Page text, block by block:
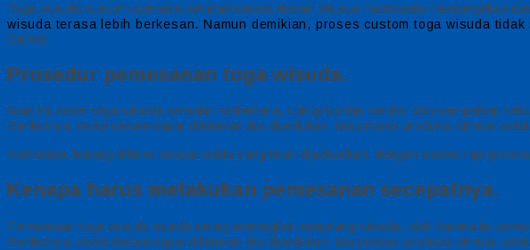
Toga wisuda custom semakin diminati karena desain khusus membantu menampilkan
wisuda terasa lebih berkesan.Namun demikian, proses custom toga wisuda
Dumai.
Prosedur pemesanan toga wisuda.
Saat ini, order toga wisuda semakin sederhana, cukup kontak vendor dan sampaikan
Berikutnya, revisi desain dapat dilakukan jika diperlukan, lalu proses produksi dimulai
Kemudian, barang dikirim sesuai waktu yang telah dijadwalkan, dengan sistem rapi
Kenapa harus melakukan pemesanan secepatnya.
Permintaan toga wisuda murah sering meningkat menjelang wisuda, oleh karena itu
Berikutnya, revisi desain dapat dilakukan jika diperlukan, lalu proses produksi dimulai